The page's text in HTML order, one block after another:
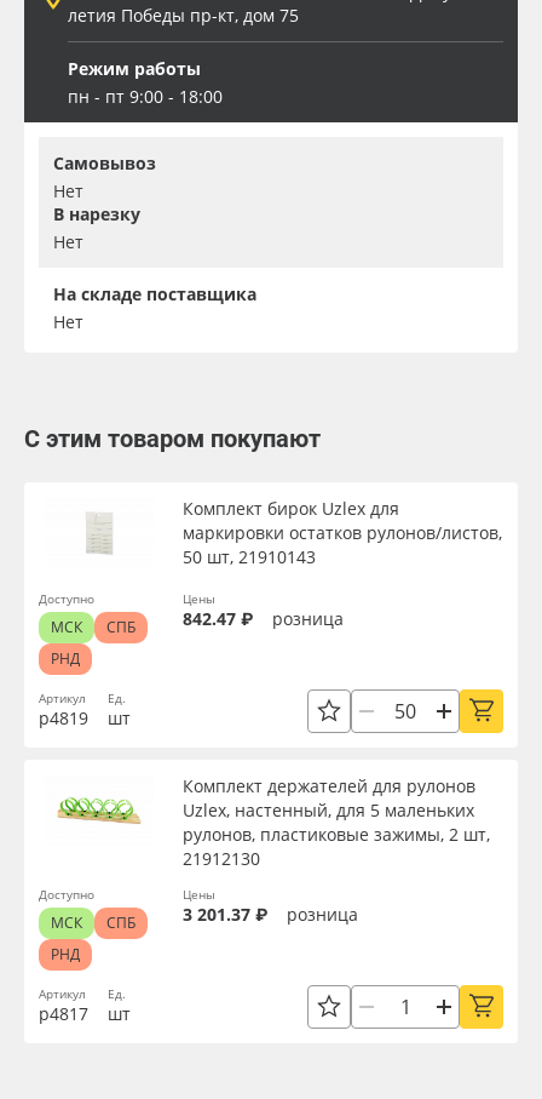
летия Победы пр-кт, дом 75
Режим работы
пн - пт 9:00 - 18:00
Самовывоз
Нет
В нарезку
Нет
На складе поставщика
Нет
С этим товаром покупают
Артикул
р4819
Комплект бирок Uzlex для
маркировки остатков рулонов/листов,
50 шт, 21910143
Ед.
шт
Цены
842.47 ₽ розница
Доступно
МСК
СПБ
РНД
Артикул
р4817
Комплект держателей для рулонов
Uzlex, настенный, для 5 маленьких
рулонов, пластиковые зажимы, 2 шт,
21912130
Ед.
шт
Цены
3 201.37 ₽ розница
Доступно
МСК
СПБ
РНД